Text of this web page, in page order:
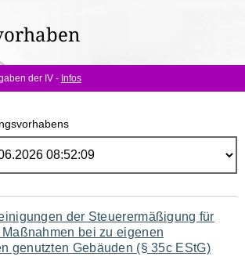
der IV - Infos
der Steuerermäßigung für
bei zu eigenen
genutzten Gebäuden (§ 35c EStG)